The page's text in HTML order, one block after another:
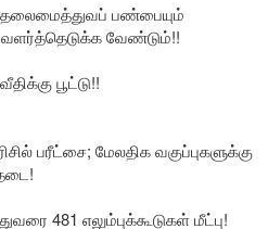
பண்பையும்
வேண்டும்!!
பூட்டு!!
பரீட்சை; மேலதிக வகுப்புகளுக்கு
481 எலும்புக்கூடுகள் மீட்பு!